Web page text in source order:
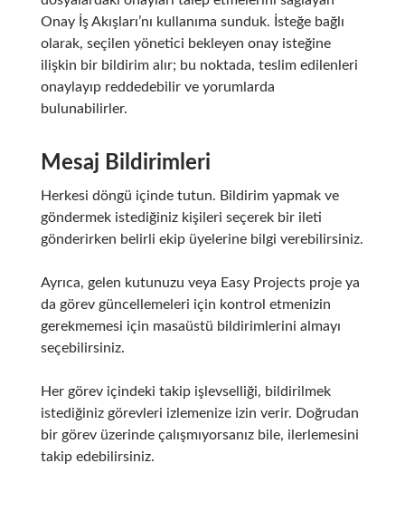
Onay İş Akışları’nı kullanıma sunduk. İsteğe bağlı
olarak, seçilen yönetici bekleyen onay isteğine
ilişkin bir bildirim alır; bu noktada, teslim edilenleri
onaylayıp reddedebilir ve yorumlarda
bulunabilirler.
Mesaj Bildirimleri
Herkesi döngü içinde tutun. Bildirim yapmak ve
göndermek istediğiniz kişileri seçerek bir ileti
gönderirken belirli ekip üyelerine bilgi verebilirsiniz.
Ayrıca, gelen kutunuzu veya Easy Projects proje ya
da görev güncellemeleri için kontrol etmenizin
gerekmemesi için masaüstü bildirimlerini almayı
seçebilirsiniz.
Her görev içindeki takip işlevselliği, bildirilmek
istediğiniz görevleri izlemenize izin verir. Doğrudan
bir görev üzerinde çalışmıyorsanız bile, ilerlemesini
takip edebilirsiniz.